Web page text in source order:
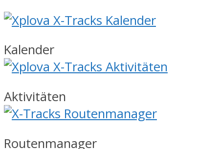
Kalender
Aktivitäten
Routenmanager